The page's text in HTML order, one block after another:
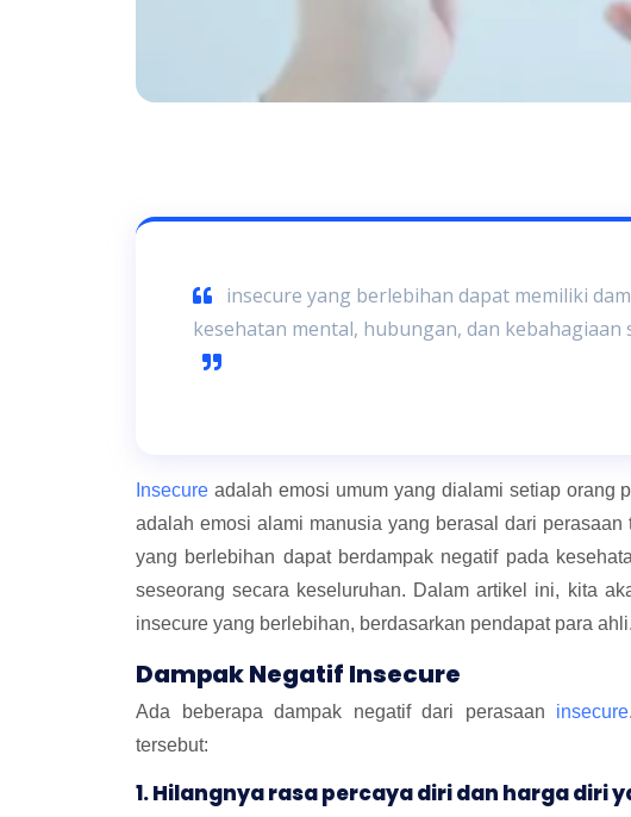
insecure yang berlebihan dapat memiliki
kesehatan mental, hubungan, dan
Insecure adalah emosi umum yang dialami setiap orang
adalah emosi alami manusia yang berasal dari
yang berlebihan dapat berdampak negatif pada
seseorang secara keseluruhan. Dalam artikel ini, kita
insecure yang berlebihan, berdasarkan pendapat para ahli.
Dampak Negatif Insecure
Ada beberapa dampak negatif dari perasaan insecure
tersebut:
1. Hilangnya rasa percaya diri dan harga diri